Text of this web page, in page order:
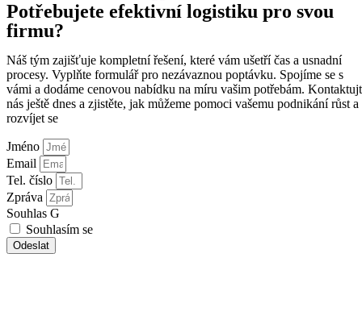
Potřebujete efektivní logistiku pro svou
firmu?
Náš tým zajišťuje kompletní řešení, které vám ušetří čas a usnadní
procesy. Vyplňte formulář pro nezávaznou poptávku. Spojíme se s
vámi a dodáme cenovou nabídku na míru vašim potřebám.
nás ještě dnes a zjistěte, jak můžeme pomoci vašemu podnikání růst a
rozvíjet se
Jméno
Email
Tel. číslo
Zpráva
Souhlas G
Souhlasím se
Odeslat